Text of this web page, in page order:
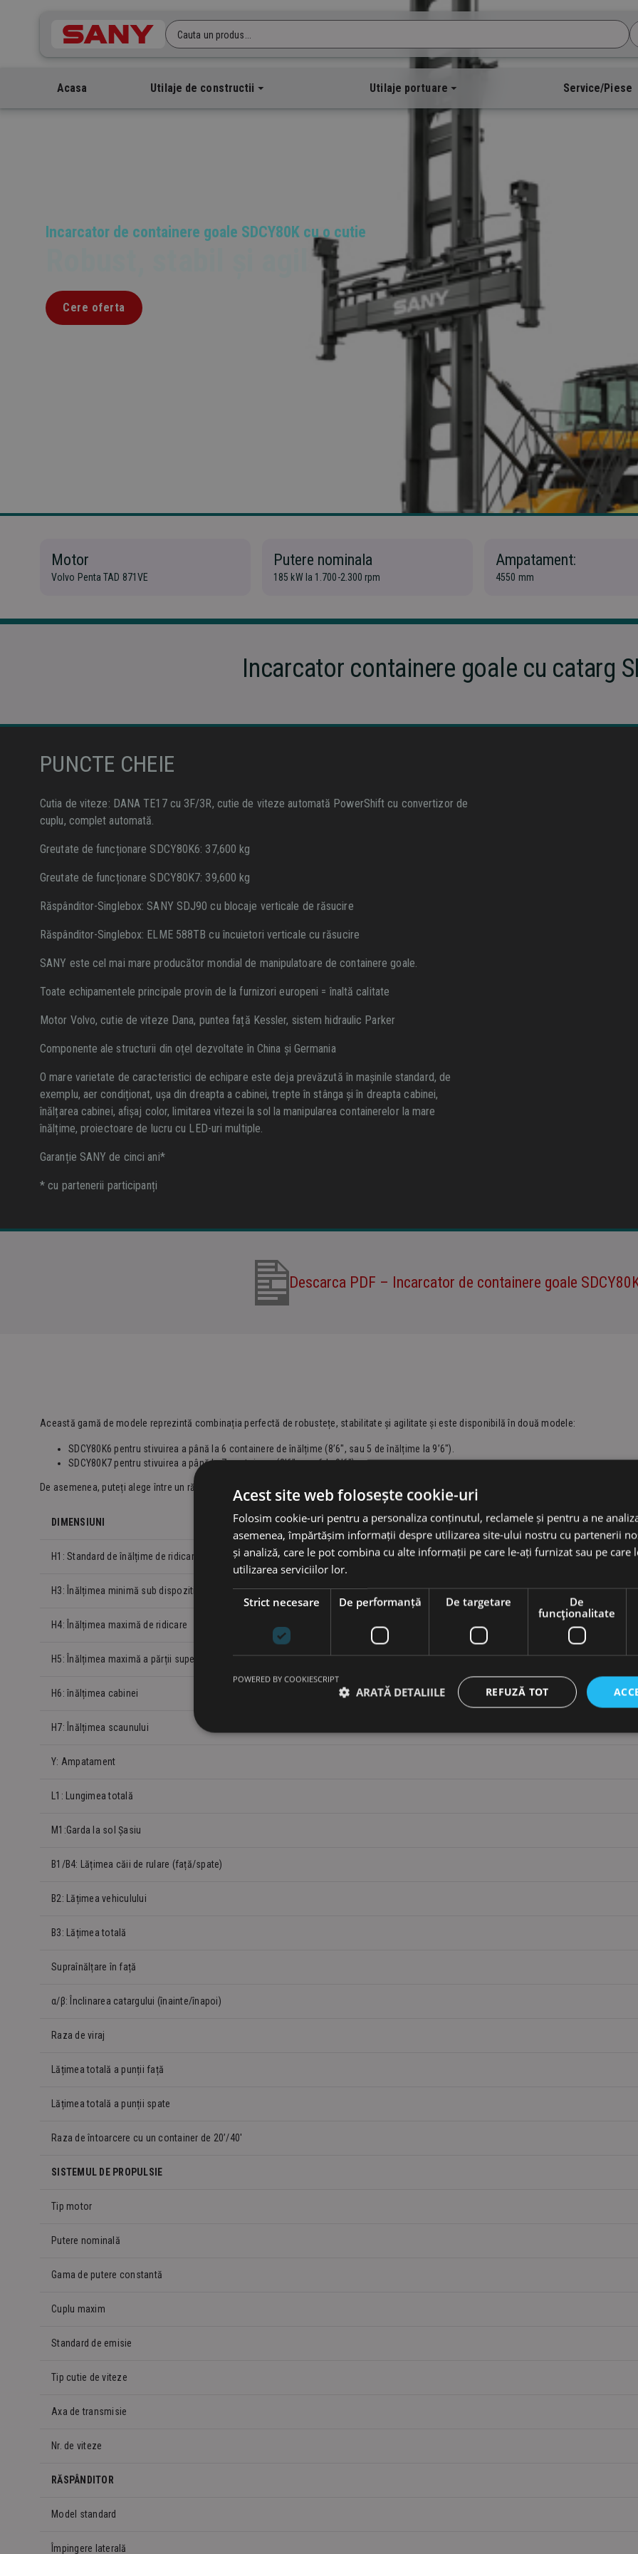
Cauta un produs...
Acasa Utilaje de constructii Utilaje portuare Service/Piese
Incarcator de containere goale SDCY80K cu o cutie
Cere oferta
Motor
Volvo Penta TAD 871VE
Putere nominala
185 kW la 1.700-2.300 rpm
Ampatament:
4550 mm
Incarcator containere goale cu catarg
PUNCTE CHEIE
Cutia de viteze: DANA TE17 cu 3F/3R, cutie de viteze automată PowerShift cu convertizor de
cuplu, complet automată.
Greutate de funcționare SDCY80K6: 37,600 kg
Greutate de funcționare SDCY80K7: 39,600 kg
Răspânditor-Singlebox: SANY SDJ90 cu blocaje verticale de răsucire
Răspânditor-Singlebox: ELME 588TB cu încuietori verticale cu răsucire
SANY este cel mai mare producător mondial de manipulatoare de containere goale.
Toate echipamentele principale provin de la furnizori europeni = înaltă calitate
Motor Volvo, cutie de viteze Dana, puntea față Kessler, sistem hidraulic Parker
Componente ale structurii din oțel dezvoltate în China și Germania
O mare varietate de caracteristici de echipare este deja prevăzută în mașinile standard, de
exemplu, aer condiționat, ușa din dreapta a cabinei, trepte în stânga și în dreapta cabinei,
înălțarea cabinei, afișaj color, limitarea vitezei la sol la manipularea containerelor la mare
înălțime, proiectoare de lucru cu LED-uri multiple.
Garanție SANY de cinci ani*
* cu partenerii participanți
Descarca PDF – Incarcator de containere goale
Această gamă de modele reprezintă combinația perfectă de robustețe, stabilitate și agilitate și este disponibilă în două modele:
SDCY80K6 pentru stivuirea a până la 6 containere de înălțime (8’6″, sau 5 de înălțime la 9’6″).
SDCY80K7 pentru stivuirea a până la 7 containere (8’6″, sau 6 la 9’6″).
De asemenea, puteți alege între un răspânditor SANY și un răspânditor ELME.
DIMENSIUNI
H1: Standard de înălțime de ridicare
H3: Înălțimea minimă sub dispozitivul de fixare
H4: Înălțimea maximă de ridicare
H5: Înălțimea maximă a părții superioare a dispozitivului de împrăștiere
H6: înălțimea cabinei
H7: Înălțimea scaunului
Y: Ampatament
L1: Lungimea totală
M1:Garda la sol Șasiu
B1/B4: Lățimea căii de rulare (față/spate)
B2: Lățimea vehiculului
B3: Lățimea totală
Supraînălțare în față
α/β: Înclinarea catargului (înainte/înapoi)
Raza de viraj
Lățimea totală a punții față
Lățimea totală a punții spate
Raza de întoarcere cu un container de 20’/40′
SISTEMUL DE PROPULSIE
Tip motor
Putere nominală
Gama de putere constantă
Cuplu maxim
Standard de emisie
Tip cutie de viteze
Axa de transmisie
Nr. de viteze
RĂSPÂNDITOR
Model standard
Împingere laterală
Acest site web folosește cookie-uri
Folosim cookie-uri pentru a personaliza conținutul, reclamele și pentru a ne
asemenea, împărtășim informații despre utilizarea site-ului nostru cu partenerii
și analiză, care le pot combina cu alte informații pe care le-ați furnizat sau pe care
utilizarea serviciilor lor.
Strict necesare De performanță De targetare
De
funcţionalitate
REFUZĂ TOT
ARATĂ DETALIILE
POWERED BY COOKIESCRIPT